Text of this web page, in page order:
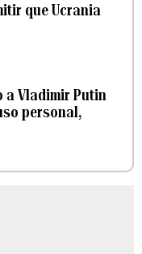
que Ucrania
a Vladimir Putin
personal,